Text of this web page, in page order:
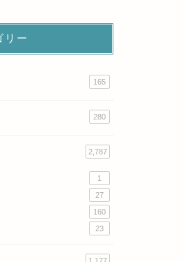
リー
165
280
2,787
1
27
160
23